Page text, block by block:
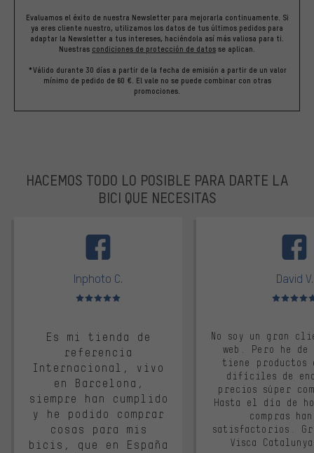
Evaluamos el éxito de nuestra Newsletter para mejorarla continuamente. Si
ya eres cliente nuestro, utilizamos los datos de tus últimos pedidos para
adaptar la Newsletter a tus intereses, haciéndola así más valiosa para ti.
Nuestras condiciones de protección de datos se aplican.
*Válido durante 30 días a partir de la fecha de emisión a partir de un valor
mínimo de pedido de 60 €. El vale no se puede combinar con otras
promociones.
HACEMOS TODO LO POSIBLE PARA DARTE LA
BICI QUE NECESITAS
Inphoto C.
Valoración media: 5 de 5
Es mi tienda de
referencia
Internacional, vivo
en Barcelona,
siempre han cumplido
y he podido comprar
cosas para mis
bicis, que en España
David V.
Valoración
No soy un gran
web. Pero he
tiene productos
difíciles de
precios súper
Hasta el día de
compras
satisfactorios.
Visca